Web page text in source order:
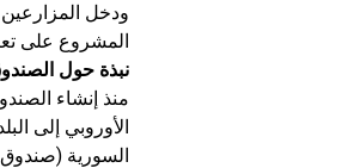
ودخل
المشروع على
نبذة حول
الأوروبي إلى
السورية (صندوق